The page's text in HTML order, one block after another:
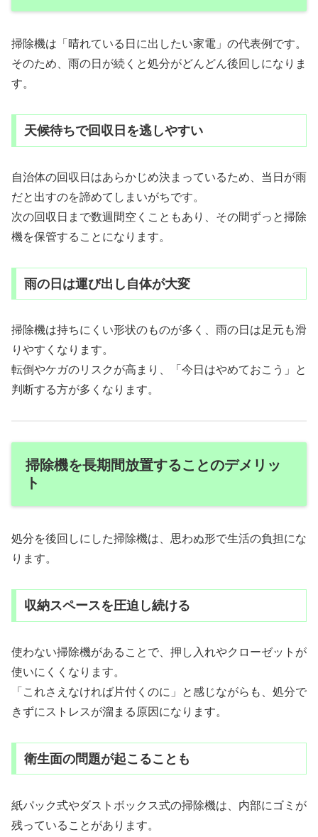
掃除機は「晴れている日に出したい家電」の代表例です。
そのため、雨の日が続くと処分がどんどん後回しになりま
す。
天候待ちで回収日を逃しやすい
自治体の回収日はあらかじめ決まっているため、当日が雨
だと出すのを諦めてしまいがちです。
次の回収日まで数週間空くこともあり、その間ずっと掃除
機を保管することになります。
雨の日は運び出し自体が大変
掃除機は持ちにくい形状のものが多く、雨の日は足元も滑
りやすくなります。
転倒やケガのリスクが高まり、「今日はやめておこう」と
判断する方が多くなります。
掃除機を長期間放置することのデメリッ
ト
処分を後回しにした掃除機は、思わぬ形で生活の負担にな
ります。
収納スペースを圧迫し続ける
使わない掃除機があることで、押し入れやクローゼットが
使いにくくなります。
「これさえなければ片付くのに」と感じながらも、処分で
きずにストレスが溜まる原因になります。
衛生面の問題が起こることも
紙パック式やダストボックス式の掃除機は、内部にゴミが
残っていることがあります。